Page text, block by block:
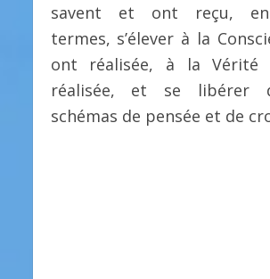
savent et ont reçu, en
termes, s’élever à la
ont réalisée, à la Vérité
réalisée, et se libérer
schémas de pensée et de